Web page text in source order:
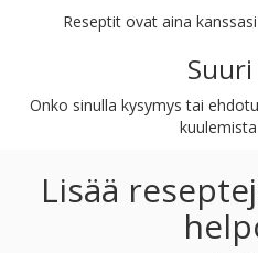
Reseptit ovat aina
Onko sinulla kysymys tai
Lisää